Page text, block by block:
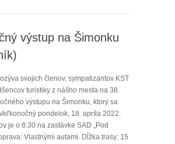
výstup na Šimonku
svojich členov, sympatizantov KST
turistiky z nášho mesta na 38.
výstupu na Šimonku, ktorý sa
pondelok, 18. apríla 2022.
je o 8:30 na zastávke SAD „Pod
Vlastnými autami. Dĺžka trasy: 15